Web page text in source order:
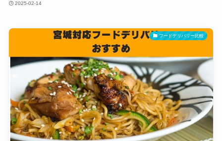
2025-02-14
フードデリバリー比較